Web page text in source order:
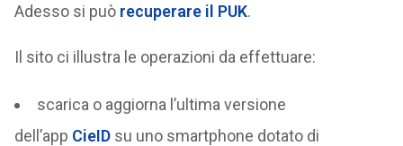
Adesso si può recuperare il PUK.
Il sito ci illustra le operazioni da effettuare:
scarica o aggiorna l’ultima versione
dell’app CieIDsu uno smartphone dotato di